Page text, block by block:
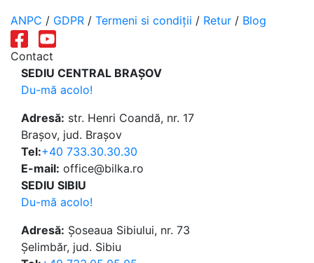
ANPC / GDPR / Termeni si condiții / Retur / Blog
Contact
SEDIU CENTRAL BRAȘOV
Du-mă acolo!
Adresă: str. Henri Coandă, nr. 17
Brașov, jud. Brașov
Tel:+40 733.30.30.30
E-mail: office@bilka.ro
SEDIU SIBIU
Du-mă acolo!
Adresă: Șoseaua Sibiului, nr. 73
Șelimbăr, jud. Sibiu